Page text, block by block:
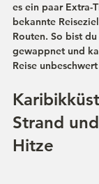
es ein paar Extra-
bekannte
Routen. So bist
gewappnet und
Reise
Strand
Hitze